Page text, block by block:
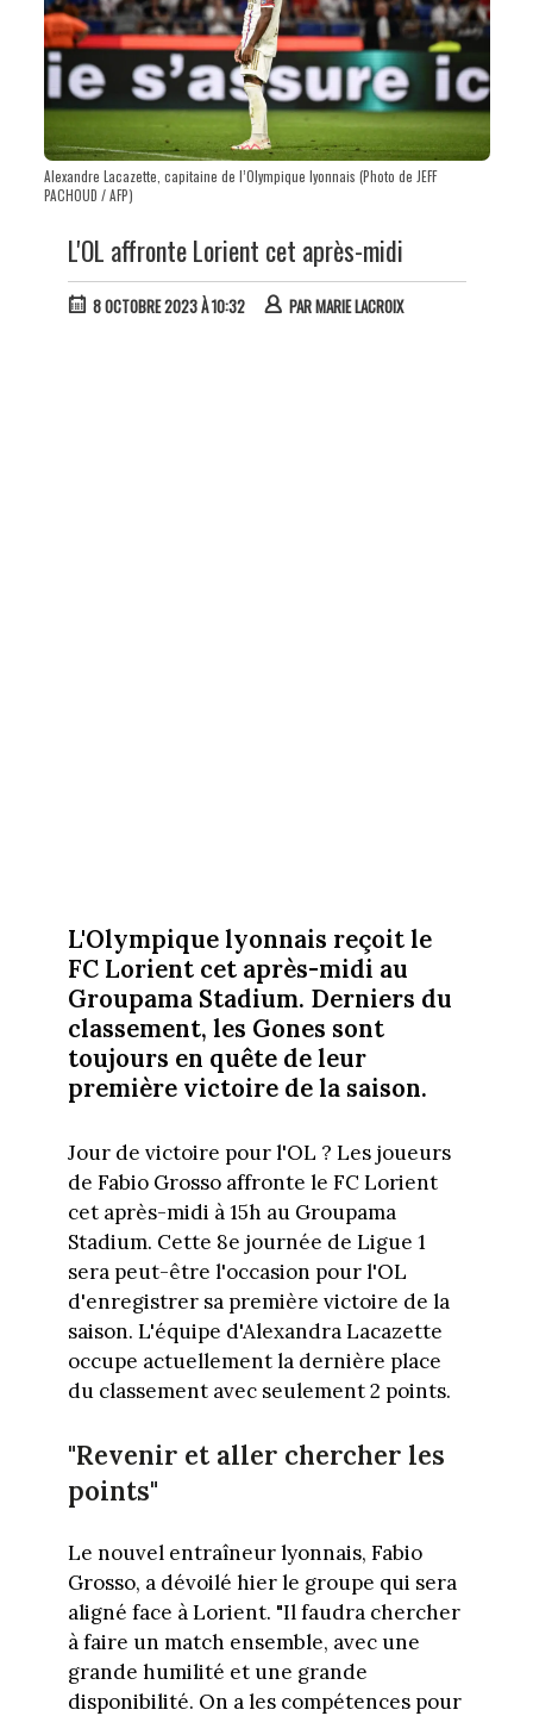
Alexandre Lacazette, capitaine de l’Olympique lyonnais (Photo de JEFF
PACHOUD / AFP)
L'OL affronte Lorient cet après-midi
8 OCTOBRE 2023 À 10:32 PARMARIE LACROIX
L'Olympique lyonnais reçoit le
FC Lorient cet après-midi au
Groupama Stadium. Derniers du
classement, les Gones sont
toujours en quête de leur
première victoire de la saison.
Jour de victoire pour l'OL ? Les joueurs
de Fabio Grosso affronte le FC Lorient
cet après-midi à 15h au Groupama
Stadium. Cette 8e journée de Ligue 1
sera peut-être l'occasion pour l'OL
d'enregistrer sa première victoire de la
saison. L'équipe d'Alexandra Lacazette
occupe actuellement la dernière place
du classement avec seulement 2 points.
"Revenir et aller chercher les
points"
Le nouvel entraîneur lyonnais, Fabio
Grosso, a dévoilé hier le groupe qui sera
aligné face à Lorient. "Il faudra chercher
à faire un match ensemble, avec une
grande humilité et une grande
disponibilité. On a les compétences pour